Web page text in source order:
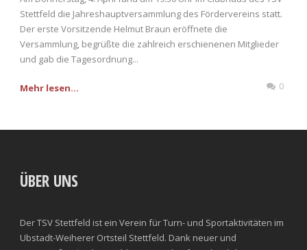
Stettfeld die Jahreshauptversammlung des Fördervereins statt.
Der erste Vorsitzende Helmut Braun eröffnete die
Versammlung, begrüßte die zahlreich erschienenen Mitglieder
und gab die Tagesordnung...
Mehr lesen... 0
ÜBER UNS
Der TSV Stettfeld ist ein Verein für Turn- und Sportaktivitäten im
Ubstadt-Weiherer Ortsteil Stettfeld. Dank neuer und